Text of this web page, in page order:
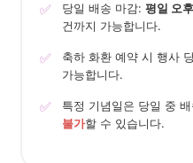
✅ 당일 배송 마감: 평일 오
건까지 가능합니다.
✅ 축하 화환 예약 시 행사
가능합니다.
✅ 특정 기념일은 당일 중
불가할 수 있습니다.